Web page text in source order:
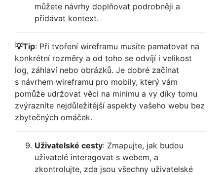
můžete návrhy doplňovat podrobněji a
přidávat kontext.
💡Tip: Při tvoření wireframu musíte pamatovat na
konkrétní rozměry a od toho se odvíjí i velikost
log, záhlaví nebo obrázků. Je dobré začínat
s návrhem wireframu pro mobily, který vám
pomůže udržovat věci na minimu a vy díky tomu
zvýrazníte nejdůležitější aspekty vašeho webu bez
zbytečných omáček.
Uživatelské cesty: Zmapujte, jak budou
uživatelé interagovat s webem, a
zkontrolujte, zda jsou všechny uživatelské